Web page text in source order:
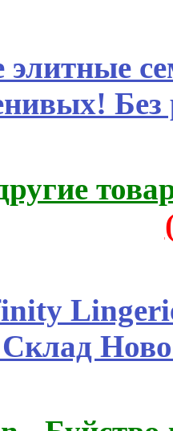
элитные